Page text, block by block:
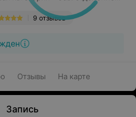
9 отзывов
Отзывы На карте
Запись